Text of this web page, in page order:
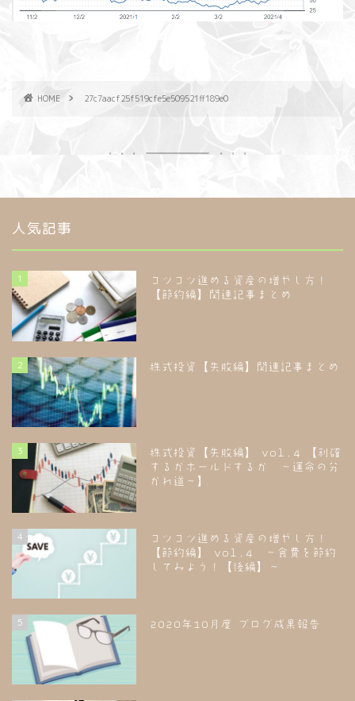
HOME 27c7aacf25f519cfe5e509521ff189e0
人気記事
1
コツコツ進める資産の増やし方！
【節約編】関連記事まとめ
2 株式投資【失敗編】関連記事まとめ
3
株式投資【失敗編】 vol.4 【利確
するかホールドするか ～運命の分
かれ道～】
4
コツコツ進める資産の増やし方！
【節約編】 vol.4 ～食費を節約
してみよう！【後編】～
5 2020年10月度 ブログ成果報告